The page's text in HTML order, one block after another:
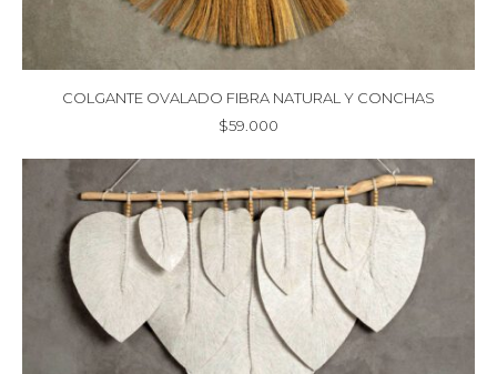
COLGANTE OVALADO FIBRA NATURAL Y CONCHAS
$59.000